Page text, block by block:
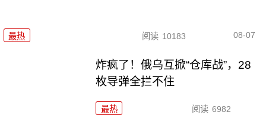
最热 阅读 10183 08-07
炸疯了！俄乌互掀“仓库战”，28
枚导弹全拦不住
最热 阅读 6982